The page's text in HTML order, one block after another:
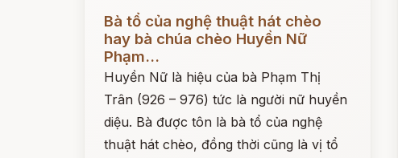
Đọc ngay
Bà tổ của nghệ thuật hát chèo
hay bà chúa chèo Huyền Nữ
Phạm...
Huyền Nữ là hiệu của bà Phạm Thị
Trân (926 – 976) tức là người nữ huyền
diệu. Bà được tôn là bà tổ của nghệ
thuật hát chèo, đồng thời cũng là vị tổ